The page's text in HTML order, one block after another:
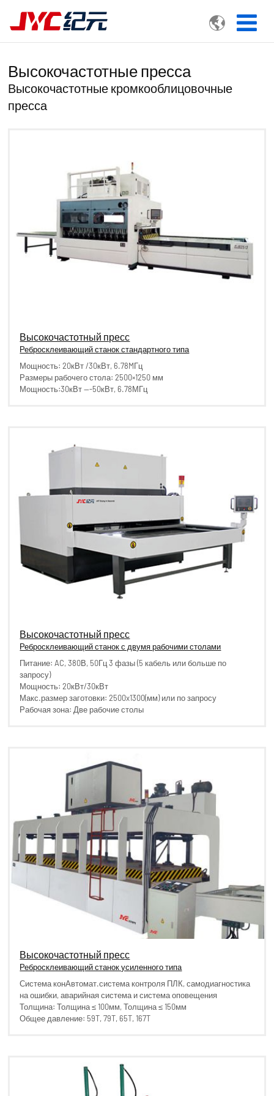

Высокочастотные пресса
Высокочастотные кромкооблицовочные
пресса
Высокочастотный пресс
Ребросклеивающий станок стандартного типа
Мощность: 20кВт /30кВт, 6.78MГц
Размеры рабочего стола: 2500×1250 мм
Мощность:30кВт ---50кВт, 6.78МГц
Высокочастотный пресс
Ребросклеивающий станок с двумя рабочими столами
Питание: AC, 380В, 50Гц 3 фазы (5 кабель или больше по
запросу)
Мощность: 20кВт/30кВт
Макс.размер заготовки: 2500x1300(мм) или по запросу
Рабочая зона: Две рабочие столы
Высокочастотный пресс
Ребросклеивающий станок усиленного типа
Система конАвтомат.система контроля ПЛК, самодиагностика
на ошибки, аварийная система и система оповещения
Толщина: Толщина ≤ 100мм, Толщина ≤ 150мм
Общее давление: 59T, 79T, 65T, 167T